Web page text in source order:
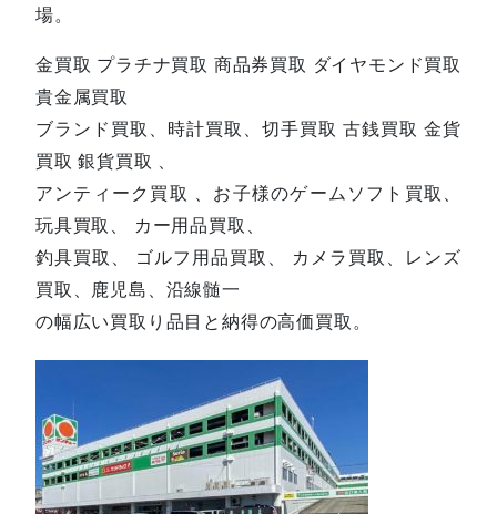
場。
金買取 プラチナ買取 商品券買取 ダイヤモンド買取
貴金属買取
ブランド買取、時計買取、切手買取 古銭買取 金貨
買取 銀貨買取 、
アンティーク買取 、お子様のゲームソフト買取、
玩具買取、 カー用品買取、
釣具買取、 ゴルフ用品買取、 カメラ買取、レンズ
買取、鹿児島、沿線髄一
の幅広い買取り品目と納得の高価買取。